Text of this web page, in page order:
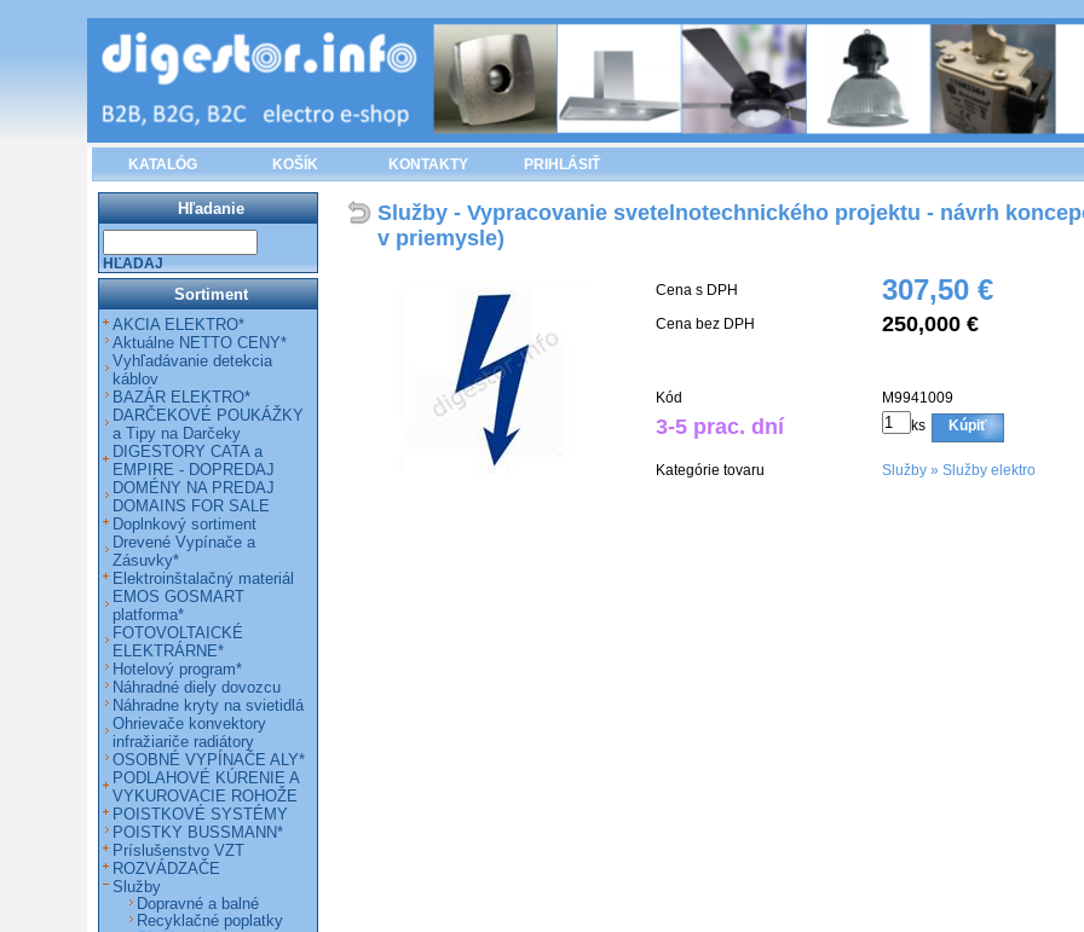
KATALÓG KOŠÍK KONTAKTY PRIHLÁSIŤ
Služby - Vypracovanie svetelnotechnického projektu - návrh
v priemysle)
Cena s DPH 307,50 €
Cena bez DPH 250,000 €
Kód M9941009
3-5 prac. dní ks Kúpiť
Kategórie tovaru Služby » Služby elektro
Hľadanie
HĽADAJ
Sortiment
AKCIA ELEKTRO*
Aktuálne NETTO CENY*
Vyhľadávanie detekcia
káblov
BAZÁR ELEKTRO*
DARČEKOVÉ POUKÁŽKY
a Tipy na Darčeky
DIGESTORY CATA a
EMPIRE - DOPREDAJ
DOMÉNY NA PREDAJ
DOMAINS FOR SALE
Doplnkový sortiment
Drevené Vypínače a
Zásuvky*
Elektroinštalačný materiál
EMOS GOSMART
platforma*
FOTOVOLTAICKÉ
ELEKTRÁRNE*
Hotelový program*
Náhradné diely dovozcu
Náhradne kryty na svietidlá
Ohrievače konvektory
infražiariče radiátory
OSOBNÉ VYPÍNAČE ALY*
PODLAHOVÉ KÚRENIE A
VYKUROVACIE ROHOŽE
POISTKOVÉ SYSTÉMY
POISTKY BUSSMANN*
Príslušenstvo VZT
ROZVÁDZAČE
Služby
Dopravné a balné
Recyklačné poplatky